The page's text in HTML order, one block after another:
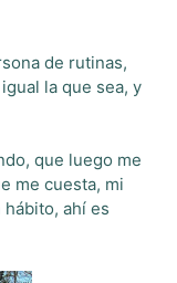
de rutinas,
la que sea, y
que luego me
me cuesta, mi
ahí es